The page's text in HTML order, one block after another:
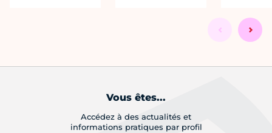
Vous êtes...
Accédez à des actualités et
informations pratiques par profil